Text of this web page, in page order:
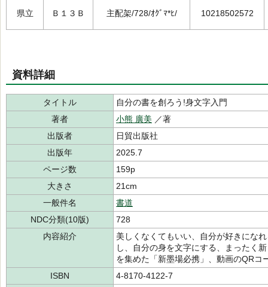
県立 Ｂ１３Ｂ 主配架/728/ｵｸﾞﾏ*ﾋ/ 10218502572
資料詳細
タイトル
自分の書を創ろう!身文字入門
著者
小熊 廣美 ／著
出版者
日貿出版社
出版年
2025.7
ページ数
159p
大きさ
21cm
一般件名
書道
NDC分類(10版)
728
内容紹介
美しくなくてもいい、自分が好きにな
し、自分の身を文字にする、まったく
を集めた「新墨場必携」、動画のQRコ
ISBN
4-8170-4122-7